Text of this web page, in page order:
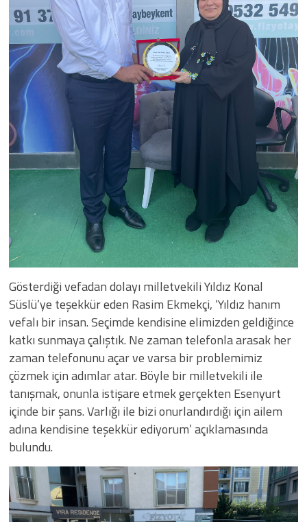
Gösterdiği vefadan dolayı milletvekili Yıldız Konal
Süslü’ye teşekkür eden Rasim Ekmekçi, ‘Yıldız hanım
vefalı bir insan. Seçimde kendisine elimizden geldiğince
katkı sunmaya çalıştık. Ne zaman telefonla arasak her
zaman telefonunu açar ve varsa bir problemimiz
çözmek için adımlar atar. Böyle bir milletvekili ile
tanışmak, onunla istişare etmek gerçekten Esenyurt
içinde bir şans. Varlığı ile bizi onurlandırdığı için ailem
adına kendisine teşekkür ediyorum’ açıklamasında
bulundu.